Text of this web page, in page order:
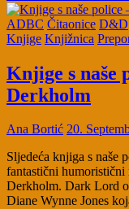
ADBC Čitaonice D&D
Knjige Knjižnica
Knjige s naše
Derkholm
Ana Bortić 20.
Sljedeća knjiga s naše
fantastični
Derkholm. Dark Lord
Diane Wynne Jones